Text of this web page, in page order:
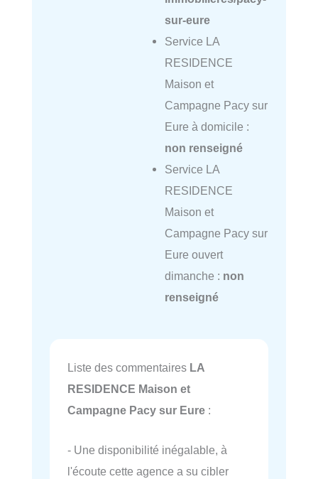
sur-eure
Service LA
RESIDENCE
Maison et
Campagne Pacy sur
Eure à domicile :
non renseigné
Service LA
RESIDENCE
Maison et
Campagne Pacy sur
Eure ouvert
dimanche : non
renseigné
Liste des commentaires LA
RESIDENCE Maison et
Campagne Pacy sur Eure :
- Une disponibilité inégalable, à
l'écoute cette agence a su cibler